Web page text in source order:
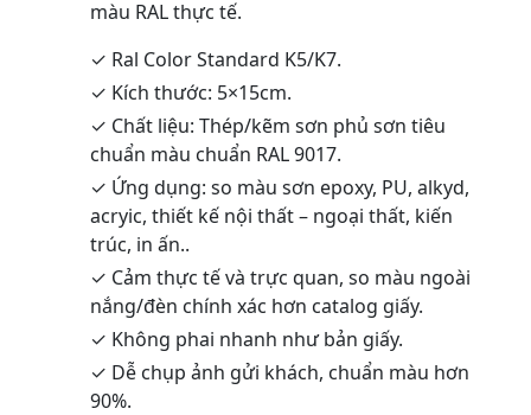
màu RAL thực tế.
✓ Ral Color Standard K5/K7.
✓ Kích thước: 5×15cm.
✓ Chất liệu: Thép/kẽm sơn phủ sơn tiêu
chuẩn màu chuẩn RAL 9017.
✓ Ứng dụng: so màu sơn epoxy, PU, alkyd,
acryic, thiết kế nội thất – ngoại thất, kiến
trúc, in ấn..
✓ Cảm thực tế và trực quan, so màu ngoài
nắng/đèn chính xác hơn catalog giấy.
✓ Không phai nhanh như bản giấy.
✓ Dễ chụp ảnh gửi khách, chuẩn màu hơn
90%.